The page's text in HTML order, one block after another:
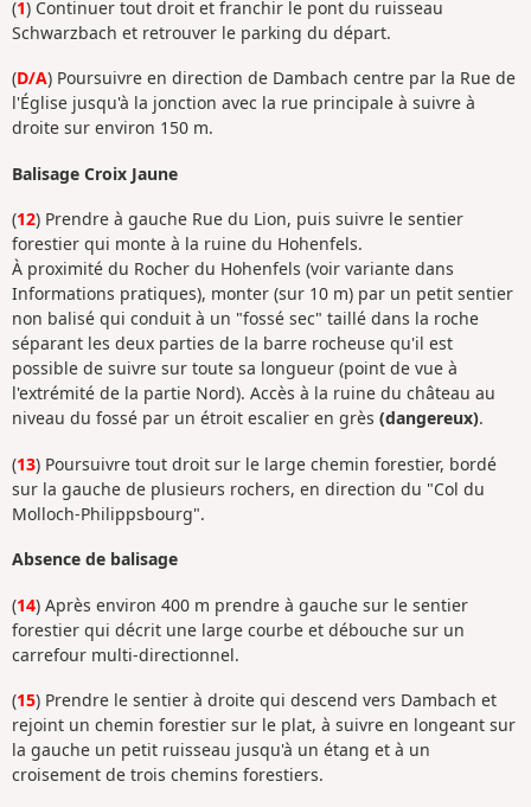
(1) Continuer tout droit et franchir le pont du ruisseau
Schwarzbach et retrouver le parking du départ.
(D/A) Poursuivre en direction de Dambach centre par la Rue de
l'Église jusqu'à la jonction avec la rue principale à suivre à
droite sur environ 150 m.
Balisage Croix Jaune
(12) Prendre à gauche Rue du Lion, puis suivre le sentier
forestier qui monte à la ruine du Hohenfels.
À proximité du Rocher du Hohenfels (voir variante dans
Informations pratiques), monter (sur 10 m) par un petit sentier
non balisé qui conduit à un "fossé sec" taillé dans la roche
séparant les deux parties de la barre rocheuse qu'il est
possible de suivre sur toute sa longueur (point de vue à
l'extrémité de la partie Nord). Accès à la ruine du château au
niveau du fossé par un étroit escalier en grès (dangereux).
(13) Poursuivre tout droit sur le large chemin forestier, bordé
sur la gauche de plusieurs rochers, en direction du "Col du
Molloch-Philippsbourg".
Absence de balisage
(14) Après environ 400 m prendre à gauche sur le sentier
forestier qui décrit une large courbe et débouche sur un
carrefour multi-directionnel.
(15) Prendre le sentier à droite qui descend vers Dambach et
rejoint un chemin forestier sur le plat, à suivre en longeant sur
la gauche un petit ruisseau jusqu'à un étang et à un
croisement de trois chemins forestiers.